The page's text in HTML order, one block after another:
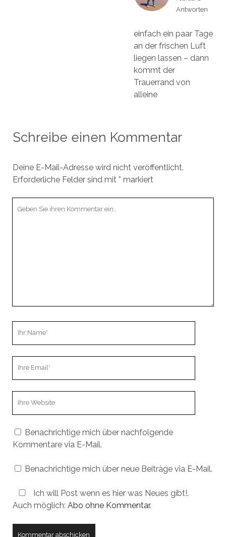
Antworten
einfach ein paar Tage
an der frischen Luft
liegen lassen – dann
kommt der
Trauerrand von
alleine
Schreibe einen Kommentar
Deine E-Mail-Adresse wird nicht veröffentlicht.
Erforderliche Felder sind mit * markiert
Benachrichtige mich über nachfolgende
Kommentare via E-Mail.
Benachrichtige mich über neue Beiträge via E-Mail.
Ich will Post wenn es hier was Neues gibt!.
Auch möglich: Abo ohne Kommentar.